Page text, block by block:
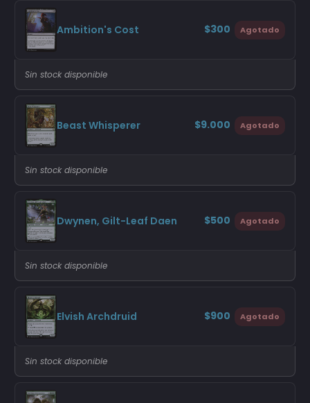
Ambition's Cost $300 Agotado
Sin stock disponible
Beast Whisperer $9.000 Agotado
Sin stock disponible
Dwynen, Gilt-Leaf Daen $500 Agotado
Sin stock disponible
Elvish Archdruid $900 Agotado
Sin stock disponible